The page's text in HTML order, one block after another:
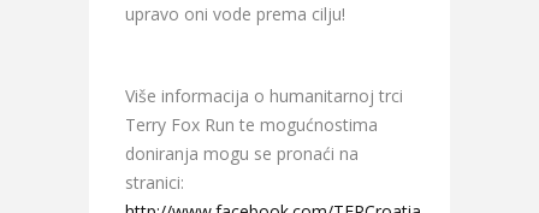
upravo oni vode prema cilju!
Više informacija o humanitarnoj trci
Terry Fox Run te mogućnostima
doniranja mogu se pronaći na
stranici: